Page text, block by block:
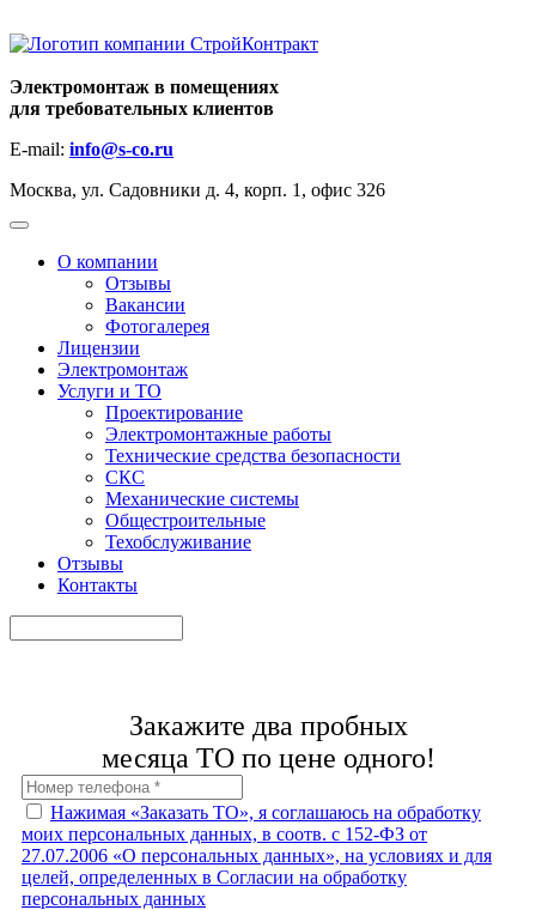
Электромонтаж в помещениях
для требовательных клиентов
E-mail: info@s-co.ru
Москва, ул. Садовники д. 4, корп. 1, офис 326
О компании
Отзывы
Вакансии
Фотогалерея
Лицензии
Электромонтаж
Услуги и ТО
Проектирование
Электромонтажные работы
Технические средства безопасности
СКС
Механические системы
Общестроительные
Техобслуживание
Отзывы
Контакты
Закажите два пробных
месяца ТО по цене одного!
Нажимая «Заказать ТО», я соглашаюсь на обработку
моих персональных данных, в соотв. с 152-ФЗ от
27.07.2006 «О персональных данных», на условиях и для
целей, определенных в Согласии на обработку
персональных данных